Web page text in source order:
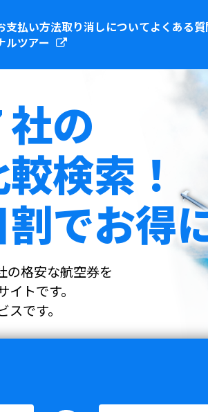
支払い方法取り消しについてよくある質
ルツアー
の
検索！
でお得
の格安な航空券を
トです。
です。